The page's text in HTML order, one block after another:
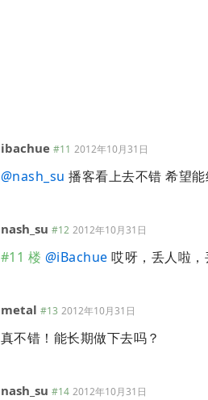
ibachue #11 2012年10月31日
@nash_su 播客看上去不错 希望
nash_su #12 2012年10月31日
#11 楼 @iBachue 哎呀，丢人啦
metal #13 2012年10月31日
真不错！能长期做下去吗？
nash_su #14 2012年10月31日